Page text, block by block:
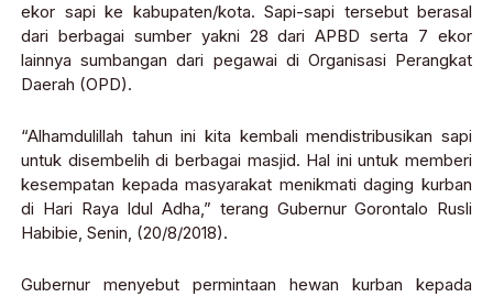
ekor sapi ke kabupaten/kota. Sapi-sapi tersebut berasal
dari berbagai sumber yakni 28 dari APBD serta 7 ekor
lainnya sumbangan dari pegawai di Organisasi Perangkat
Daerah (OPD).
“Alhamdulillah tahun ini kita kembali mendistribusikan sapi
untuk disembelih di berbagai masjid. Hal ini untuk memberi
kesempatan kepada masyarakat menikmati daging kurban
di Hari Raya Idul Adha,” terang Gubernur Gorontalo Rusli
Habibie, Senin, (20/8/2018).
Gubernur menyebut permintaan hewan kurban kepada